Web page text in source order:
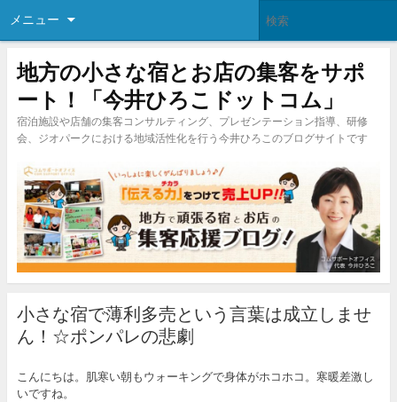
メニュー
地方の小さな宿とお店の集客をサポ
ート！「今井ひろこドットコム」
宿泊施設や店舗の集客コンサルティング、プレゼンテーション指導、研修
会、ジオパークにおける地域活性化を行う今井ひろこのブログサイトです
小さな宿で薄利多売という言葉は成立しませ
ん！☆ポンパレの悲劇
こんにちは。肌寒い朝もウォーキングで身体がホコホコ。寒暖差激し
いですね。